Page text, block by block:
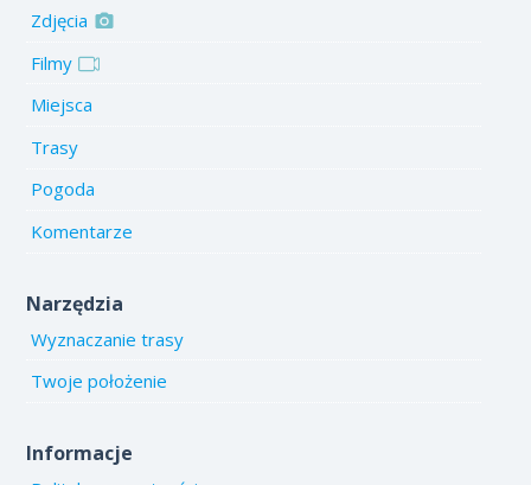
Zdjęcia
Filmy
Miejsca
Trasy
Pogoda
Komentarze
Narzędzia
Wyznaczanie trasy
Twoje położenie
Informacje